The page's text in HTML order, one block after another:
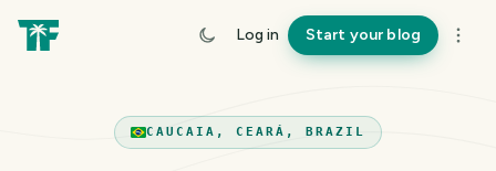
Log in Start your blog
CAUCAIA, CEARÁ, BRAZIL